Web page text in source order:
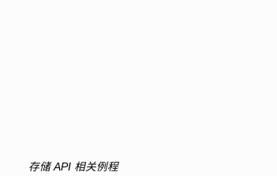
存储 API 相关例程